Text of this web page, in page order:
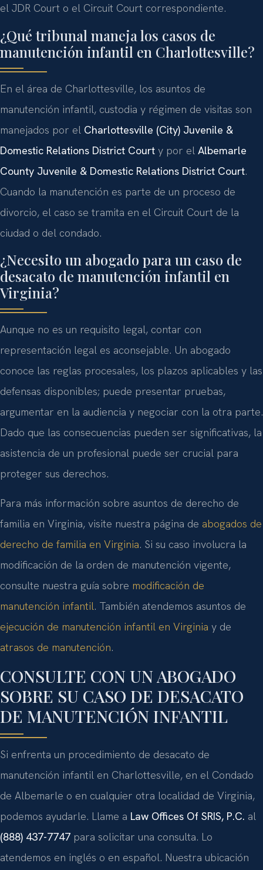
el JDR Court o el Circuit Court correspondiente.
¿Qué tribunal maneja los casos de
manutención infantil en Charlottesville?
En el área de Charlottesville, los asuntos de
manutención infantil, custodia y régimen de visitas son
manejados por el Charlottesville (City) Juvenile &
Domestic Relations District Court y por el Albemarle
County Juvenile & Domestic Relations District Court.
Cuando la manutención es parte de un proceso de
divorcio, el caso se tramita en el Circuit Court de la
ciudad o del condado.
¿Necesito un abogado para un caso de
desacato de manutención infantil en
Virginia?
Aunque no es un requisito legal, contar con
representación legal es aconsejable. Un abogado
conoce las reglas procesales, los plazos aplicables y las
defensas disponibles; puede presentar pruebas,
argumentar en la audiencia y negociar con la otra parte.
Dado que las consecuencias pueden ser significativas, la
asistencia de un profesional puede ser crucial para
proteger sus derechos.
Para más información sobre asuntos de derecho de
familia en Virginia, visite nuestra página de abogados de
derecho de familia en Virginia. Si su caso involucra la
modificación de la orden de manutención vigente,
consulte nuestra guía sobre modificación de
manutención infantil. También atendemos asuntos de
ejecución de manutención infantil en Virginia y de
atrasos de manutención.
CONSULTE CON UN ABOGADO
SOBRE SU CASO DE DESACATO
DE MANUTENCIÓN INFANTIL
Si enfrenta un procedimiento de desacato de
manutención infantil en Charlottesville, en el Condado
de Albemarle o en cualquier otra localidad de Virginia,
podemos ayudarle. Llame a Law Offices Of SRIS, P.C. al
(888) 437-7747 para solicitar una consulta. Lo
atendemos en inglés o en español. Nuestra ubicación